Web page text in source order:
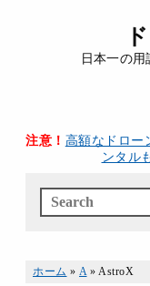
日本一の用
注意！ 高額なドロー
ンタル
ホーム » A» AstroX